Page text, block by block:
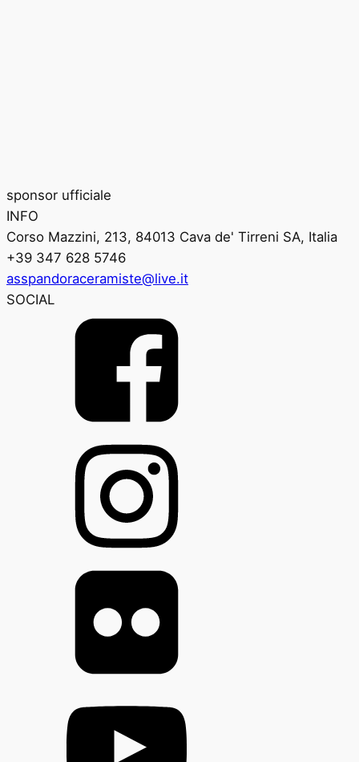
sponsor ufficiale
INFO
Corso Mazzini, 213, 84013 Cava de' Tirreni SA, Italia
+39 347 628 5746
asspandoraceramiste@live.it
SOCIAL